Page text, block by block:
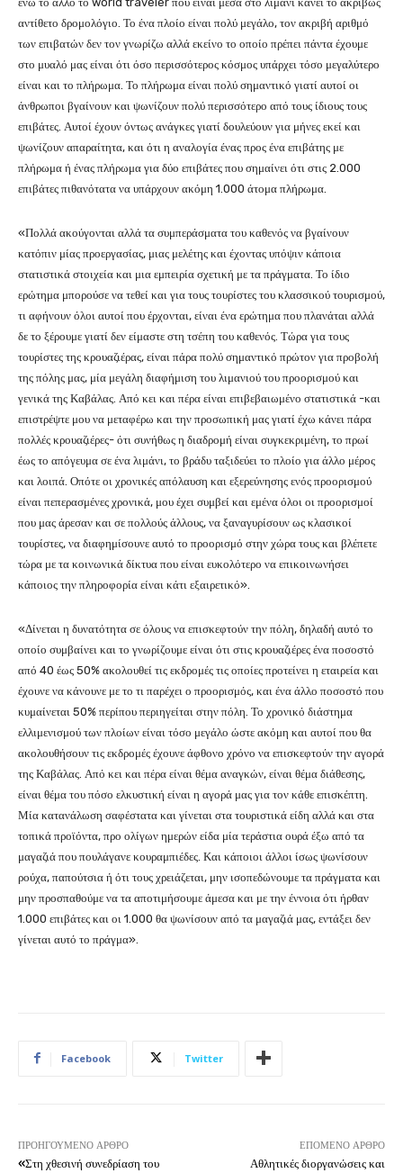
αντίθετο δρομολόγιο. Το ένα πλοίο είναι πολύ μεγάλο, τον ακριβή αριθμό
των επιβατών δεν τον γνωρίζω αλλά εκείνο το οποίο πρέπει πάντα έχουμε
στο μυαλό μας είναι ότι όσο περισσότερος κόσμος υπάρχει τόσο μεγαλύτερο
είναι και το πλήρωμα. Το πλήρωμα είναι πολύ σημαντικό γιατί αυτοί οι
άνθρωποι βγαίνουν και ψωνίζουν πολύ περισσότερο από τους ίδιους τους
επιβάτες. Αυτοί έχουν όντως ανάγκες γιατί δουλεύουν για μήνες εκεί και
ψωνίζουν απαραίτητα, και ότι η αναλογία ένας προς ένα επιβάτης με
πλήρωμα ή ένας πλήρωμα για δύο επιβάτες που σημαίνει ότι στις 2.000
επιβάτες πιθανότατα να υπάρχουν ακόμη 1.000 άτομα πλήρωμα.
«Πολλά ακούγονται αλλά τα συμπεράσματα του καθενός να βγαίνουν
κατόπιν μίας προεργασίας, μιας μελέτης και έχοντας υπόψιν κάποια
στατιστικά στοιχεία και μια εμπειρία σχετική με τα πράγματα. Το ίδιο
ερώτημα μπορούσε να τεθεί και για τους τουρίστες του κλασσικού τουρισμού,
τι αφήνουν όλοι αυτοί που έρχονται, είναι ένα ερώτημα που πλανάται αλλά
δε το ξέρουμε γιατί δεν είμαστε στη τσέπη του καθενός. Τώρα για τους
τουρίστες της κρουαζιέρας, είναι πάρα πολύ σημαντικό πρώτον για προβολή
της πόλης μας, μία μεγάλη διαφήμιση του λιμανιού του προορισμού και
γενικά της Καβάλας. Από κει και πέρα είναι επιβεβαιωμένο στατιστικά -και
επιστρέψτε μου να μεταφέρω και την προσωπική μας γιατί έχω κάνει πάρα
πολλές κρουαζιέρες- ότι συνήθως η διαδρομή είναι συγκεκριμένη, το πρωί
έως το απόγευμα σε ένα λιμάνι, το βράδυ ταξιδεύει το πλοίο για άλλο μέρος
και λοιπά. Οπότε οι χρονικές απόλαυση και εξερεύνησης ενός προορισμού
είναι πεπερασμένες χρονικά, μου έχει συμβεί και εμένα όλοι οι προορισμοί
που μας άρεσαν και σε πολλούς άλλους, να ξαναγυρίσουν ως κλασικοί
τουρίστες, να διαφημίσουνε αυτό το προορισμό στην χώρα τους και βλέπετε
τώρα με τα κοινωνικά δίκτυα που είναι ευκολότερο να επικοινωνήσει
κάποιος την πληροφορία είναι κάτι εξαιρετικό».
«Δίνεται η δυνατότητα σε όλους να επισκεφτούν την πόλη, δηλαδή αυτό το
οποίο συμβαίνει και το γνωρίζουμε είναι ότι στις κρουαζιέρες ένα ποσοστό
από 40 έως 50% ακολουθεί τις εκδρομές τις οποίες προτείνει η εταιρεία και
έχουνε να κάνουνε με το τι παρέχει ο προορισμός, και ένα άλλο ποσοστό που
κυμαίνεται 50% περίπου περιηγείται στην πόλη. Το χρονικό διάστημα
ελλιμενισμού των πλοίων είναι τόσο μεγάλο ώστε ακόμη και αυτοί που θα
ακολουθήσουν τις εκδρομές έχουνε άφθονο χρόνο να επισκεφτούν την αγορά
της Καβάλας. Από κει και πέρα είναι θέμα αναγκών, είναι θέμα διάθεσης,
είναι θέμα του πόσο ελκυστική είναι η αγορά μας για τον κάθε επισκέπτη.
Μία κατανάλωση σαφέστατα και γίνεται στα τουριστικά είδη αλλά και στα
τοπικά προϊόντα, προ ολίγων ημερών είδα μία τεράστια ουρά έξω από τα
μαγαζιά που πουλάγανε κουραμπιέδες. Και κάποιοι άλλοι ίσως ψωνίσουν
ρούχα, παπούτσια ή ότι τους χρειάζεται, μην ισοπεδώνουμε τα πράγματα και
μην προσπαθούμε να τα αποτιμήσουμε άμεσα και με την έννοια ότι ήρθαν
1.000 επιβάτες και οι 1.000 θα ψωνίσουν από τα μαγαζιά μας, εντάξει δεν
γίνεται αυτό το πράγμα».
Facebook Twitter
ΠΡΟΗΓΟΎΜΕΝΟ ΆΡΘΡΟ
«Στη χθεσινή συνεδρίαση του
ΕΠΌΜΕΝΟ ΆΡΘΡΟ
Αθλητικές διοργανώσεις και